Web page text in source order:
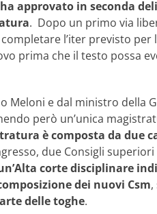
approvato in seconda
. Dopo un primo via
l’iter previsto
prima che il testo possa
Meloni e dal ministro della
però un’unica
è composta da due
due Consigli
corte disciplinare
dei nuovi Csm
delle toghe.